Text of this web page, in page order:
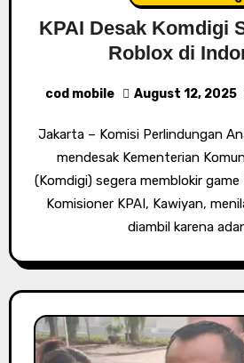
KPAI Desak Komdigi
Roblox di
cod mobile August 12, 2025
Jakarta – Komisi Perlindungan Anak Indonesia (KPAI)
mendesak Kementerian
(Komdigi) segera memblokir game
Komisioner KPAI, Kawiyan,
diambil karena